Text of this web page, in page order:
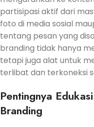
partisipasi aktif dari
foto di media sosial
tentang pesan yang
branding tidak hanya
tetapi juga alat untuk
terlibat dan terkoneksi
Pentingnya
Branding